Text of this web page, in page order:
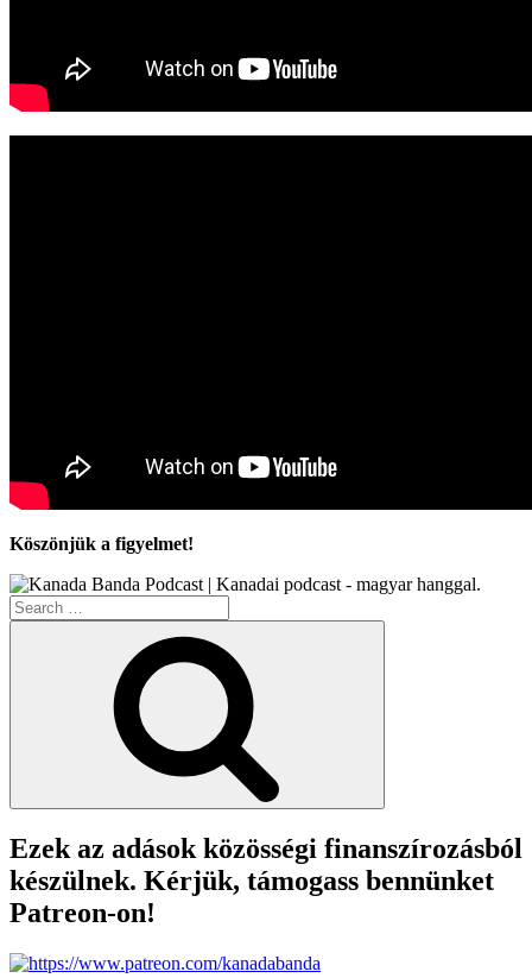
Köszönjük a figyelmet!
Search
for:
Ezek az adások közösségi finanszírozásból
készülnek. Kérjük, támogass bennünket
Patreon-on!